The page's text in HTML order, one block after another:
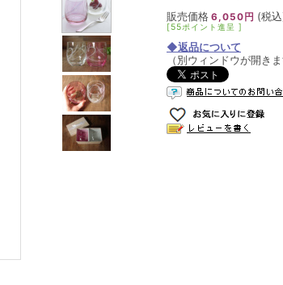
販売価格 6,050円 (税
[55ポイント進呈 ]
◆返品について
（別ウィンドウが開きま